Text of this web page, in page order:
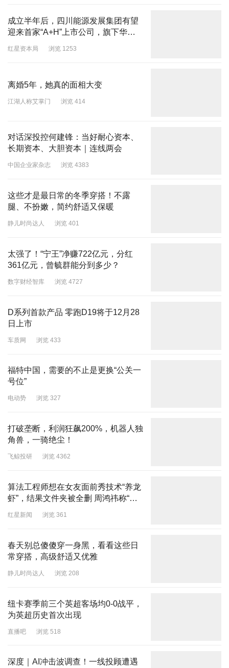
成立半年后，四川能源发展集团有望
迎来首家“A+H”上市公司，旗下华海
红星资本局 浏览 1253
离婚5年，她真的面相大变
江湖人称艾掌门 浏览 414
对话深投控何建锋：当好耐心资本、
长期资本、大胆资本｜连线两会
中国企业家杂志 浏览 4383
这些才是最日常的冬季穿搭！不露
腿、不扮嫩，简约舒适又保暖
静儿时尚达人 浏览 401
太强了！“宁王”净赚722亿元，分红
361亿元，曾毓群能分到多少？
数字财经智库 浏览 4727
D系列首款产品 零跑D19将于12月28
日上市
车质网 浏览 433
福特中国，需要的不止是更换“公关一
号位”
电动势 浏览 327
打破垄断，利润狂飙200%，机器人独
角兽，一骑绝尘！
飞鲸投研 浏览 4362
算法工程师想在女友面前秀技术“养龙
虾”，结果文件夹被全删 周鸿祎称“龙
红星新闻 浏览 361
春天别总傻傻穿一身黑，看看这些日
常穿搭，高级舒适又优雅
静儿时尚达人 浏览 208
纽卡赛季前三个英超客场均0-0战平，
为英超历史首次出现
直播吧 浏览 518
深度｜AI冲击波调查！一线投顾遭遇